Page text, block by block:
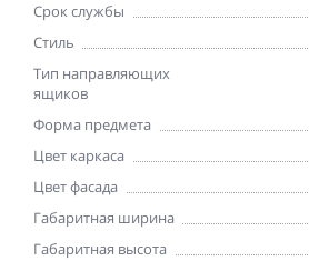
Срок службы
Стиль
Тип направляющих
ящиков
Форма предмета
Цвет каркаса
Цвет фасада
Габаритная ширина
Габаритная высота